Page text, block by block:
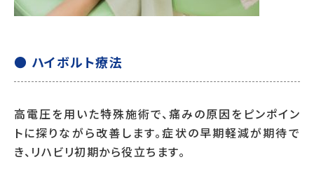
● ハイボルト療法
高電圧を用いた特殊施術で、痛みの原因をピンポイン
トに探りながら改善します。症状の早期軽減が期待で
き、リハビリ初期から役立ちます。